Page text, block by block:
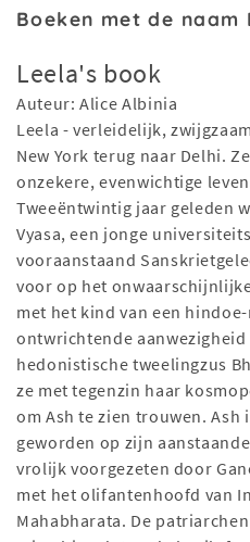
Boeken met de naam
Leela's book
Auteur: Alice Albinia
Leela - verleidelijk,
New York terug naar Delhi.
onzekere, evenwichtige
Tweeëntwintig jaar geleden
Vyasa, een jonge
vooraanstaand
voor op het
met het kind van een
ontwrichtende
hedonistische tweelingzus
ze met tegenzin haar
om Ash te zien trouwen.
geworden op zijn
vrolijk voorgezeten door
met het olifantenhoofd van
Mahabharata. De